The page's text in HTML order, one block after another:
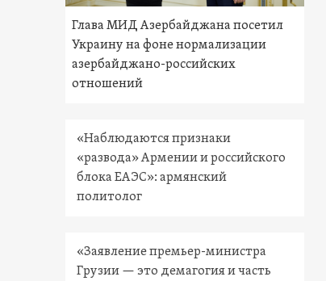
Глава МИД Азербайджана посетил
Украину на фоне нормализации
азербайджано-российских
отношений
«Наблюдаются признаки
«развода» Армении и российского
блока ЕАЭС»: армянский
политолог
«Заявление премьер-министра
Грузии — это демагогия и часть